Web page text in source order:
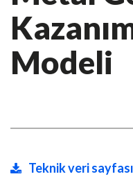
Modeli
Teknik veri sayfası